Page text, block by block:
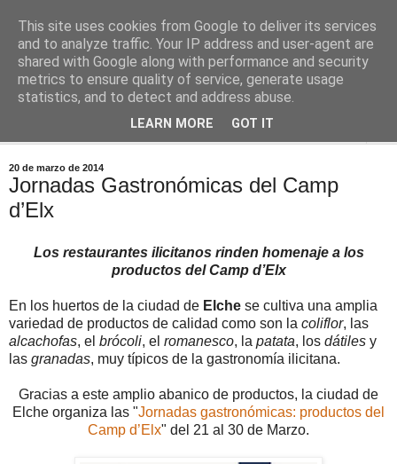
Comoju
La Cocina del Día a Día y el día a día de la Gastronomía
20 de marzo de 2014
Jornadas Gastronómicas del Camp
d’Elx
Los restaurantes ilicitanos rinden homenaje a los
productos del Camp d’Elx
En los huertos de la ciudad de Elche se cultiva una amplia
variedad de productos de calidad como son la coliflor, las
alcachofas, el brócoli, el romanesco, la patata, los dátiles y
las granadas, muy típicos de la gastronomía ilicitana.
Gracias a este amplio abanico de productos, la ciudad de
Elche organiza las "Jornadas gastronómicas: productos del
Camp d’Elx" del 21 al 30 de Marzo.
This site uses cookies from Google to deliver its services
and to analyze traffic. Your IP address and user-agent are
shared with Google along with performance and security
metrics to ensure quality of service, generate usage
statistics, and to detect and address abuse.
LEARN MORE GOT IT